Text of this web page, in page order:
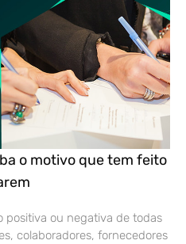
o motivo que tem feito
positiva ou negativa de todas
colaboradores, fornecedores